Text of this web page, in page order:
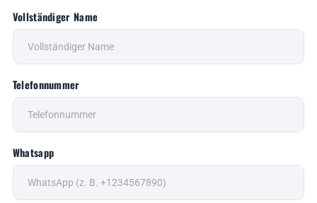
Vollständiger Name
Telefonnummer
Whatsapp